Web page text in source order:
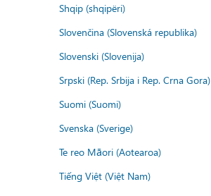
Shqip (shqipëri)
Slovenčina (Slovenská republika)
Slovenski (Slovenija)
Srpski (Rep. Srbija i Rep. Crna Gora)
Suomi (Suomi)
Svenska (Sverige)
Te reo Māori (Aotearoa)
Tiếng Việt (Việt Nam)